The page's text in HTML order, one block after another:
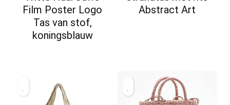
Film Poster Logo
Tas van stof,
koningsblauw
Abstract Art